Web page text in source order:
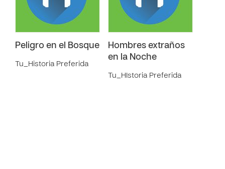
Peligro en el Bosque
Tu_Historia Preferida
Hombres extraños
en la Noche
Tu_HIstoria Preferida